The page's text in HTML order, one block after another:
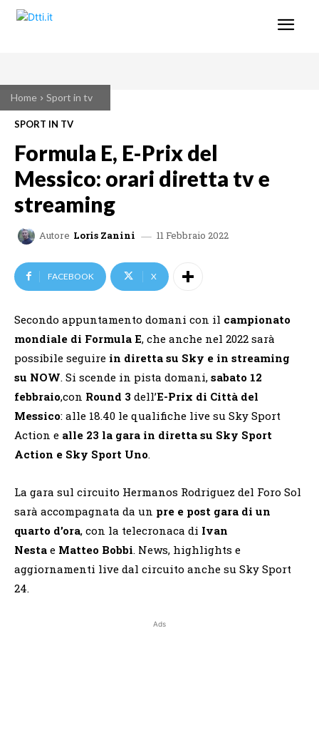
Home Sport in tv
SPORT IN TV
Formula E, E-Prix del
Messico: orari diretta tv e
streaming
Autore Loris Zanini 11 Febbraio 2022
FACEBOOK X
Secondo appuntamento domani con il campionato
mondiale di Formula E, che anche nel 2022 sarà
possibile seguire in diretta su Sky e in streaming
su NOW. Si scende in pista domani, sabato 12
febbraio,con Round 3 dell’E-Prix di Città del
Messico: alle 18.40 le qualifiche live su Sky Sport
Action e alle 23 la gara in diretta su Sky Sport
Action e Sky Sport Uno.
La gara sul circuito Hermanos Rodriguez del Foro Sol
sarà accompagnata da un pre e post gara di un
quarto d’ora, con la telecronaca di Ivan
Nesta e Matteo Bobbi. News, highlights e
aggiornamenti live dal circuito anche su Sky Sport
24.
Ads